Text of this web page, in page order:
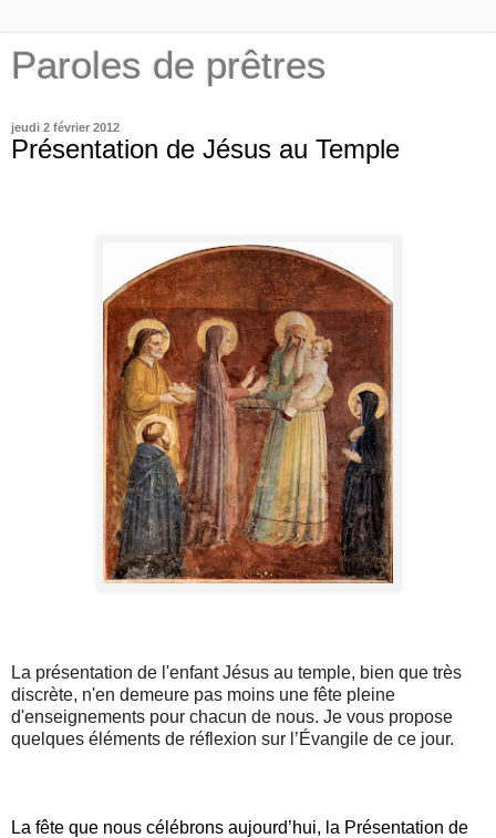
Paroles de prêtres
jeudi 2 février 2012
Présentation de Jésus au Temple
La présentation de l'enfant Jésus au temple, bien que très
discrète, n'en demeure pas moins une fête pleine
d'enseignements pour chacun de nous. Je vous propose
quelques éléments de réflexion sur l’Évangile de ce jour.
La fête que nous célébrons aujourd’hui, la Présentation de